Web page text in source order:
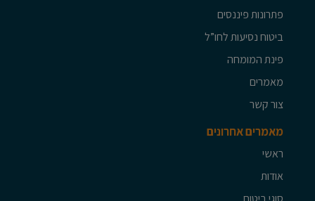
פתרונות פיננסים
ביטוח נסיעות לחו”ל
פינת המומחה
מאמרים
צור קשר
מאמרים אחרונים
ראשי
אודות